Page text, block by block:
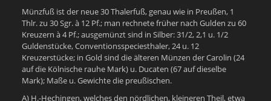
Münzfuß ist der neue 30 Thalerfuß, genau wie in Preußen, 1
Thlr. zu 30 Sgr. à 12 Pf.; man rechnete früher nach Gulden zu 60
Kreuzern à 4 Pf.; ausgemünzt sind in Silber: 31/2, 2,1 u. 1/2
Guldenstücke, Conventionsspeciesthaler, 24 u. 12
Kreuzerstücke; in Gold sind die älteren Münzen der Carolin (24
auf die Kölnische rauhe Mark) u. Ducaten (67 auf dieselbe
Mark); Maße u. Gewichte die preußischen.
A) H.-Hechingen, welches den nördlichen, kleineren Theil, etwa